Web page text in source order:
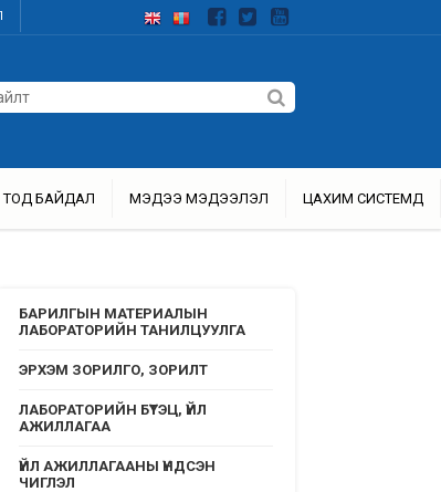
ТОД БАЙДАЛ МЭДЭЭ МЭДЭЭЛЭЛ ЦАХИМ СИСТЕМҮҮД
БАРИЛГЫН МАТЕРИАЛЫН
ЛАБОРАТОРИЙН ТАНИЛЦУУЛГА
ЭРХЭМ ЗОРИЛГО, ЗОРИЛТ
ЛАБОРАТОРИЙН БҮТЭЦ, ҮЙЛ
АЖИЛЛАГАА
ҮЙЛ АЖИЛЛАГААНЫ ҮНДСЭН
ЧИГЛЭЛ